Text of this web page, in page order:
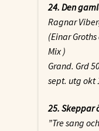
24. Den
Ragnar
(Einar Groths
Mix )
Grand. Grd
sept. utg okt
25. Skeppar
”Tre sang